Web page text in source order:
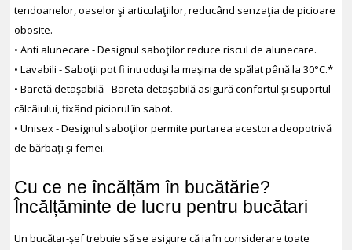
tendoanelor, oaselor şi articulaţiilor, reducând senzaţia de picioare
obosite.
• Anti alunecare - Designul saboţilor reduce riscul de alunecare.
• Lavabili - Saboţii pot fi introduşi la maşina de spălat până la 30°C.*
• Baretă detaşabilă - Bareta detaşabilă asigură confortul şi suportul
călcâiului, fixând piciorul în sabot.
• Unisex - Designul saboţilor permite purtarea acestora deopotrivă
de bărbaţi şi femei.
Cu ce ne încălțăm în bucătărie?
Încălțăminte de lucru pentru bucătari
Un bucătar-șef trebuie să se asigure că ia în considerare toate